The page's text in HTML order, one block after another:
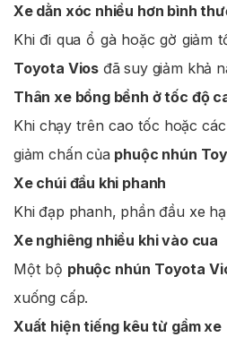
Xe dằn xóc nhiều hơn bình
Khi đi qua ổ gà hoặc gờ giảm
Toyota Vios đã suy giảm khả
Thân xe bồng bềnh ở tốc độ
Khi chạy trên cao tốc hoặc
giảm chấn của phuộc nhún
Xe chúi đầu khi phanh
Khi đạp phanh, phần đầu xe
Xe nghiêng nhiều khi vào cua
Một bộ phuộc nhún Toyota
xuống cấp.
Xuất hiện tiếng kêu từ gầm xe